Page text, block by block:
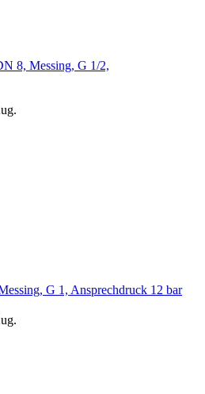
8, Messing, G 1/2,
G 1, Ansprechdruck 12 bar